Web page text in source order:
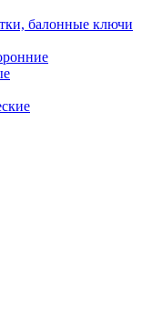
балонные ключи